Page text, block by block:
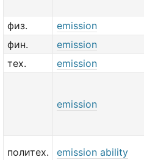
физ.
emission
фин.
emission
тех.
emission
emission
политех. emission ability